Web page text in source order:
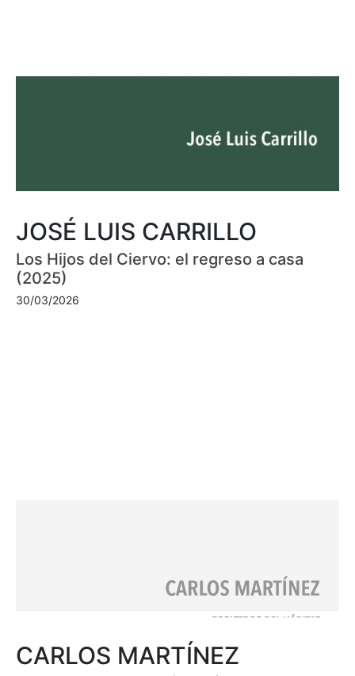
JOSÉ LUIS CARRILLO
Los Hijos del Ciervo: el regreso a casa
(2025)
30/03/2026
CARLOS MARTÍNEZ